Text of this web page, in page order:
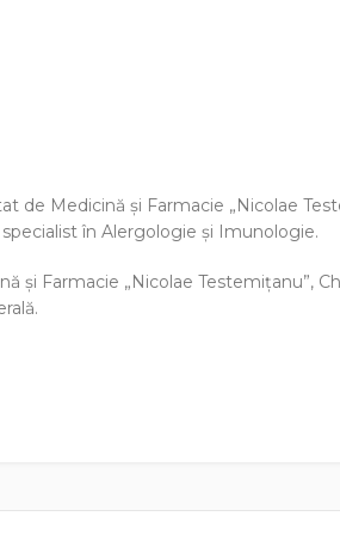
de Medicină şi Farmacie „Nicolae
în Alergologie și Imunologie.
şi Farmacie „Nicolae Testemiţanu”,